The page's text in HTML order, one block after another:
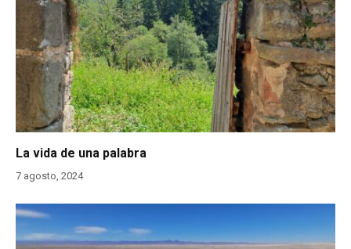
La vida de una palabra
7 agosto, 2024